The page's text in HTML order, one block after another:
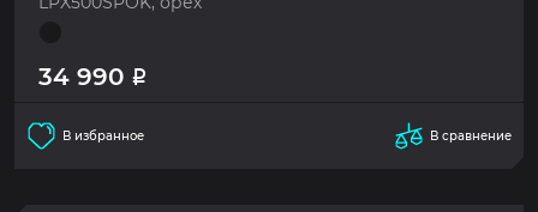
В избранное В сравнение
34 990 Р